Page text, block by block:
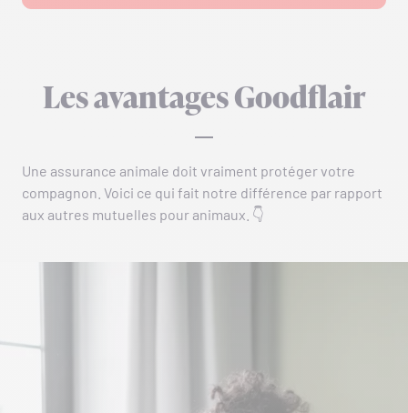
Les avantages Goodflair
Une assurance animale doit vraiment protéger votre
compagnon. Voici ce qui fait notre différence par rapport
aux autres mutuelles pour animaux. 👇